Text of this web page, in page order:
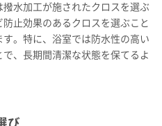
水加工が施されたクロスを選ぶ
止効果のあるクロスを選ぶこと
。特に、浴室では防水性の高い
、長期間清潔な状態を保てるよ
び